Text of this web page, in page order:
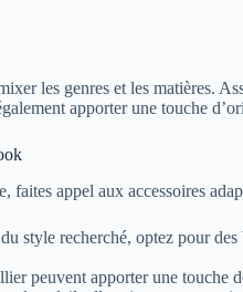
les genres et les matières.
apporter une touche
appel aux accessoires
style recherché, optez pour
peuvent apporter une touche